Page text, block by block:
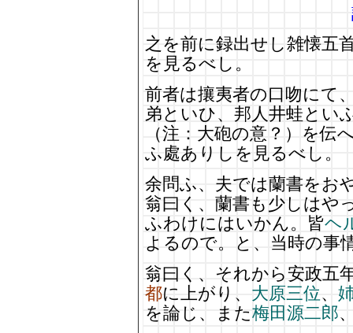
之を前に録出せし雑懐五
を見るべし。
前者は攘夷者の口吻にて
弟といひ、邦人井蛙とい
（注：大砲の意？）を伝
ふ處ありしを見るべし。
余問ふ、夫では蘭書をお
翁曰く、蘭書も少しはや
ふわけにはいかん。皆ヘ
よるので。と、当時の事
翁曰く、それから安政五
都に上がり、 大原三位、
を論じ、また梅田源二郎